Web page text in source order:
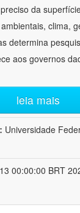
da
clima,
determina
aos governos
leia mais
Universidade
00:00:00 BRT